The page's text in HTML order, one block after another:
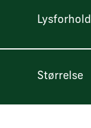
Lysforhold
Størrelse